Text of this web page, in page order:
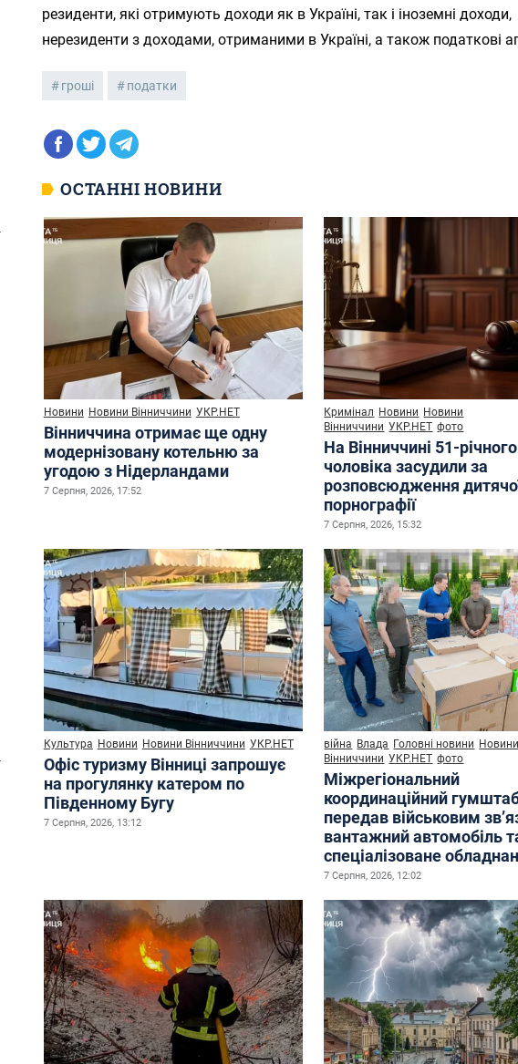
резиденти, які отримують доходи як в Україні, так і іноземні доходи,
нерезиденти з доходами, отриманими в Україні, а також податкові
гроші податки
ОСТАННІ НОВИНИ
Новини Новини Вінниччини УКР.НЕТ
Вінниччина отримає ще одну
модернізовану котельню за
угодою з Нідерландами
7 Серпня, 2026, 17:52
Кримінал Новини Новини
Вінниччини УКР.НЕТ фото
На Вінниччині 51-річного
чоловіка засудили за
розповсюдження
порнографії
7 Серпня, 2026, 15:32
Культура Новини Новини Вінниччини УКР.НЕТ
Офіс туризму Вінниці запрошує
на прогулянку катером по
Південному Бугу
7 Серпня, 2026, 13:12
війна Влада Головні новини
Вінниччини УКР.НЕТ фото
Міжрегіональний
координаційний
передав військовим
вантажний автомобіль
спеціалізоване
7 Серпня, 2026, 12:02